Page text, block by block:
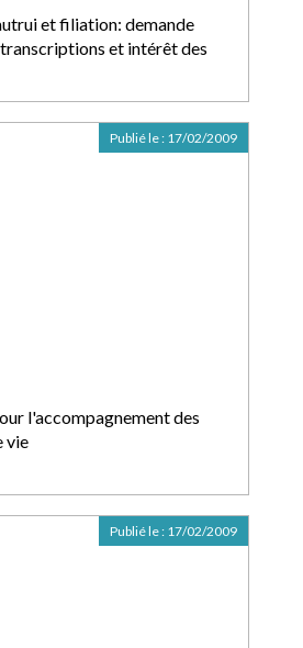
et filiation: demande
transcriptions et intérêt des
l'accompagnement des
vie
Publié le : 17/02/2009
Publié le : 17/02/2009